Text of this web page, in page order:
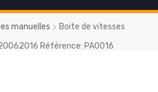
manuelles
Boite de vitesses
Référence: PA0016